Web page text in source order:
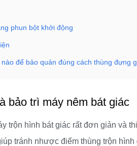
phun bột khởi động
nào để bảo quản đúng cách thùng đựng
bảo trì máy nêm bát giác
trộn hình bát giác rất đơn giản và
tránh nhược điểm thùng trộn